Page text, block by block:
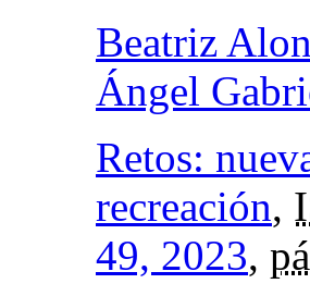
Beatriz
Ángel
Retos:
recreación,
49, 2023,